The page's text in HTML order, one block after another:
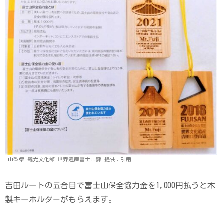
山梨県 観光文化部 世界遺産富士山課 提供：引用
吉田ルートの五合目で富士山保全協力金を1,000円払うと木
製キーホルダーがもらえます。